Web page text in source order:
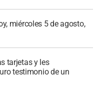
miércoles 5 de agosto,
tarjetas y les
testimonio de un